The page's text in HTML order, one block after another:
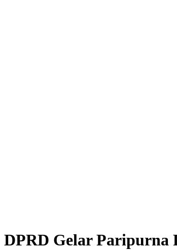
DPRD Gelar Paripurna